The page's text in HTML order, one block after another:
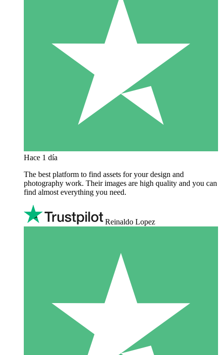
Hace 1 día
The best platform to find assets for your design and
photography work. Their images are high quality and you can
find almost everything you need.
Reinaldo Lopez